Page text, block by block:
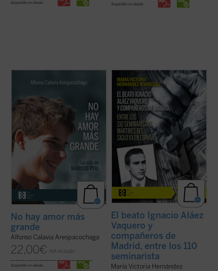
disponible en ebook: disponible en ebook:
sencilla, que es posible vivir de verdad y
la manera en que nos miran, nos hacen
vislumbrar aquello para lo que hemos sido
creados. Este libro ofrece un espacio para
(ver ficha)
No hay amor más
grande
Alfonso Calavia Arespacochaga
22,00€ IVA incluido
disponible en ebook:
La beatificación de estos 11 mártires, en
2026, coincide con el noventa aniversario
de la explosión sangrienta, en 1936, de la
persecución del siglo XX en España. La
postuladora de su Causa de beatificación
presenta aquí una breve pero ...
(ver ficha)
El beato Ignacio Aláez
Vaquero y
compañeros de
Madrid, entre los 110
seminarista
María Victoria Hernández